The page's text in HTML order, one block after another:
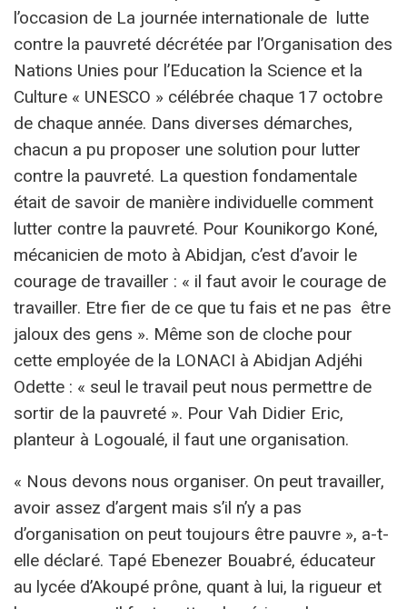
l’occasion de La journée internationale de lutte
contre la pauvreté décrétée par l’Organisation des
Nations Unies pour l’Education la Science et la
Culture « UNESCO » célébrée chaque 17 octobre
de chaque année. Dans diverses démarches,
chacun a pu proposer une solution pour lutter
contre la pauvreté. La question fondamentale
était de savoir de manière individuelle comment
lutter contre la pauvreté. Pour Kounikorgo Koné,
mécanicien de moto à Abidjan, c’est d’avoir le
courage de travailler : « il faut avoir le courage de
travailler. Etre fier de ce que tu fais et ne pas être
jaloux des gens ». Même son de cloche pour
cette employée de la LONACI à Abidjan Adjéhi
Odette : « seul le travail peut nous permettre de
sortir de la pauvreté ». Pour Vah Didier Eric,
planteur à Logoualé, il faut une organisation.
« Nous devons nous organiser. On peut travailler,
avoir assez d’argent mais s’il n’y a pas
d’organisation on peut toujours être pauvre », a-t-
elle déclaré. Tapé Ebenezer Bouabré, éducateur
au lycée d’Akoupé prône, quant à lui, la rigueur et